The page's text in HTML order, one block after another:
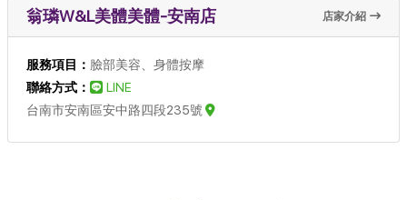
翁璘W&L美體美體-安南店 店家介紹
服務項目： 臉部美容、身體按摩
聯絡方式：
LINE
台南市安南區安中路四段235號